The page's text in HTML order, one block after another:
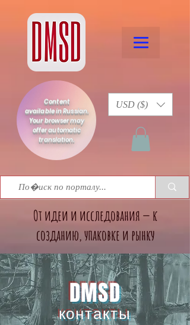
Content
available in Russian.
Your browser may
offer automatic
translation.
USD ($)
От идеи и исследования — к
созданию, упаковке и рынку
DMSD
контакты